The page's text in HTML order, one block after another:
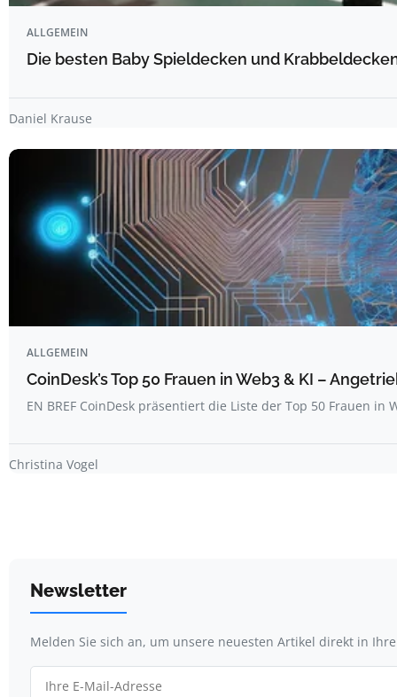
ALLGEMEIN
Die besten Baby Spieldecken und
Daniel Krause
ALLGEMEIN
CoinDesk’s Top 50 Frauen in Web3 & KI –
EN BREF CoinDesk präsentiert die Liste der Top 50 Frauen in
Christina Vogel
Newsletter
Melden Sie sich an, um unsere neuesten Artikel direkt in